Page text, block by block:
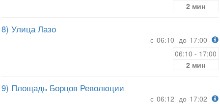
2 мин
8) Улица Лазо
с 06:10 до 17:00
06:10 - 17:00
2 мин
9) Площадь Борцов Революции
с 06:12 до 17:02